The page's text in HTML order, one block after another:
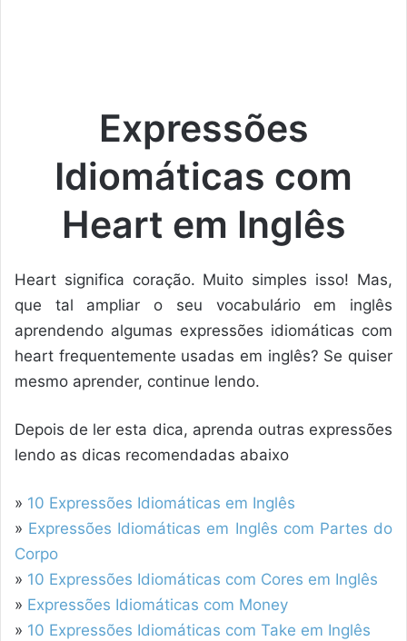
Expressões
Idiomáticas com
Heart em Inglês
Heart significa coração. Muito simples isso! Mas,
que tal ampliar o seu vocabulário em inglês
aprendendo algumas expressões idiomáticas com
heart frequentemente usadas em inglês? Se quiser
mesmo aprender, continue lendo.
Depois de ler esta dica, aprenda outras expressões
lendo as dicas recomendadas abaixo
» 10 Expressões Idiomáticas em Inglês
» Expressões Idiomáticas em Inglês com Partes do
Corpo
» 10 Expressões Idiomáticas com Cores em Inglês
» Expressões Idiomáticas com Money
» 10 Expressões Idiomáticas com Take em Inglês